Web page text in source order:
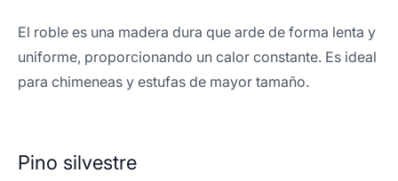
El roble es una madera dura que arde de forma lenta y
uniforme, proporcionando un calor constante. Es ideal
para chimeneas y estufas de mayor tamaño.
Pino silvestre